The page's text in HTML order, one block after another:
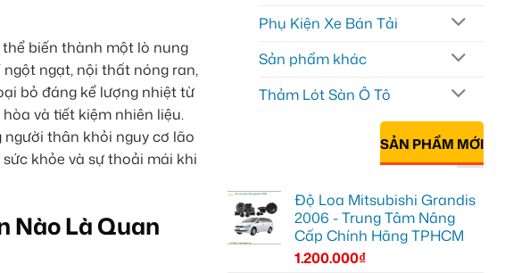
thể biến thành một lò nung
ngạt, nội thất nóng ran,
bỏ đáng kể lượng nhiệt từ
và tiết kiệm nhiên liệu.
thân khỏi nguy cơ lão
khỏe và sự thoải mái khi
Nào Là Quan
Phụ Kiện Xe Bán Tải
Sản phẩm khác
Thảm Lót Sàn Ô Tô
SẢN PHẨM MỚI
Độ Loa Mitsubishi Grandis
2006 - Trung Tâm Nâng
Cấp Chính Hãng TPHCM
1.200.000₫